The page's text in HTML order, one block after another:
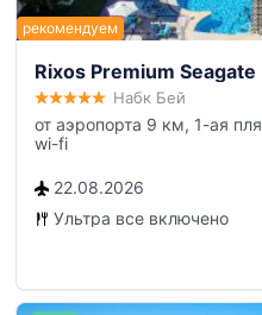
Rixos Premium Seagate
Набк Бей
от аэропорта 9 км, 1-ая
wi-fi
22.08.2026
Ультра все включено